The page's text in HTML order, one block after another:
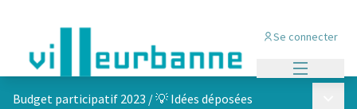
Se connecter
Budget participatif 2023 /💡 Idées déposées